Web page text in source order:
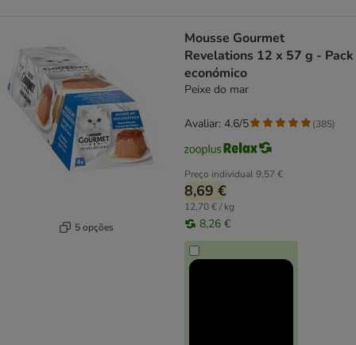
5 opções
Mousse Gourmet
Revelations 12 x 57 g - Pack
económico
Peixe do mar
Preço individual9,57 €
8,69 €
12,70 € / kg
8,26 €
Avaliar: 4.6/5 (385)